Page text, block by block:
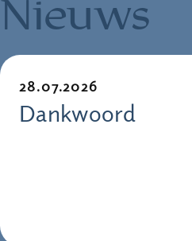
Nieuws
28.07.2026
Dankwoord